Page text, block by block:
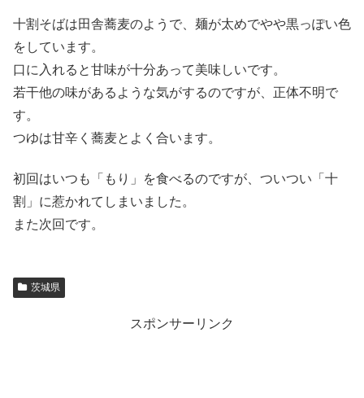
十割そばは田舎蕎麦のようで、麺が太めでやや黒っぽい色
をしています。
口に入れると甘味が十分あって美味しいです。
若干他の味があるような気がするのですが、正体不明で
す。
つゆは甘辛く蕎麦とよく合います。
初回はいつも「もり」を食べるのですが、ついつい「十
割」に惹かれてしまいました。
また次回です。
茨城県
スポンサーリンク